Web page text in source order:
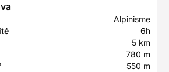
Alpinisme
6h
5 km
780 m
550 m